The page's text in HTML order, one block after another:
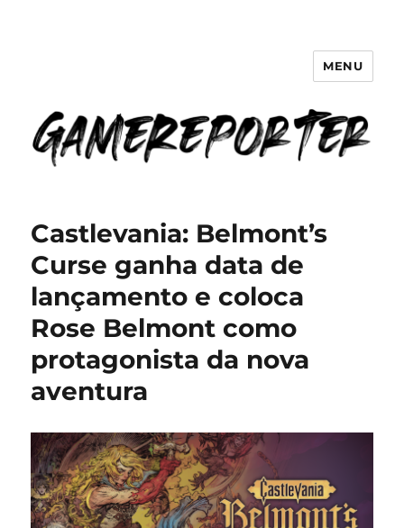
GameReporter | Cultura Gamer
MENU
Castlevania: Belmont’s
Curse ganha data de
lançamento e coloca
Rose Belmont como
protagonista da nova
aventura